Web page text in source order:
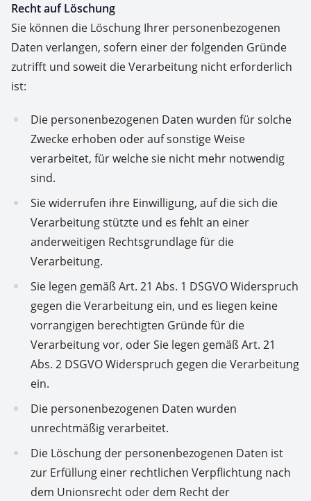
Recht auf Löschung
Sie können die Löschung Ihrer personenbezogenen
Daten verlangen, sofern einer der folgenden Gründe
zutrifft und soweit die Verarbeitung nicht erforderlich
ist:
Die personenbezogenen Daten wurden für solche
Zwecke erhoben oder auf sonstige Weise
verarbeitet, für welche sie nicht mehr notwendig
sind.
Sie widerrufen ihre Einwilligung, auf die sich die
Verarbeitung stützte und es fehlt an einer
anderweitigen Rechtsgrundlage für die
Verarbeitung.
Sie legen gemäß Art. 21 Abs. 1 DSGVO Widerspruch
gegen die Verarbeitung ein, und es liegen keine
vorrangigen berechtigten Gründe für die
Verarbeitung vor, oder Sie legen gemäß Art. 21
Abs. 2 DSGVO Widerspruch gegen die Verarbeitung
ein.
Die personenbezogenen Daten wurden
unrechtmäßig verarbeitet.
Die Löschung der personenbezogenen Daten ist
zur Erfüllung einer rechtlichen Verpflichtung nach
dem Unionsrecht oder dem Recht der